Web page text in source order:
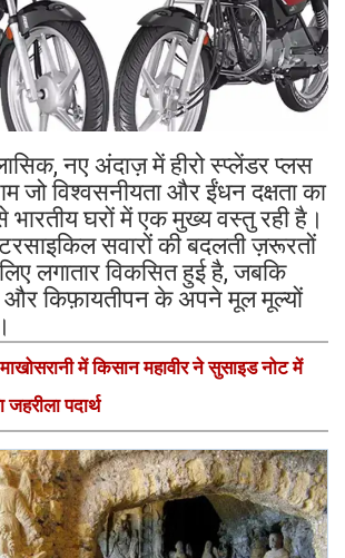
नए अंदाज़ में हीरो स्प्लेंडर प्लस
जो विश्वसनीयता और ईंधन दक्षता का
भारतीय घरों में एक मुख्य वस्तु रही है।
सवारों की बदलती ज़रूरतों
लगातार विकसित हुई है, जबकि
और किफ़ायतीपन के अपने मूल मूल्यों
में किसान महावीर ने सुसाइड नोट में
पदार्थ